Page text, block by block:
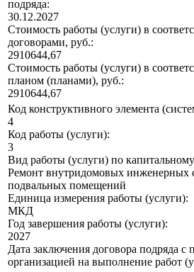
подряда:
30.12.2027
Стоимость работы (услуги) в
договорами, руб.:
2910644,67
Стоимость работы (услуги) в
планом (планами), руб.:
2910644,67
Код конструктивного элемента
4
Код работы (услуги):
3
Вид работы (услуги) по
Ремонт внутридомовых инженерных
подвальных помещений
Единица измерения работы (услуги):
МКД
Год завершения работы (услуги):
2027
Дата заключения договора подряда с
организацией на выполнение работ